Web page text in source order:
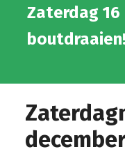
Zaterdag 16
boutdraaien!